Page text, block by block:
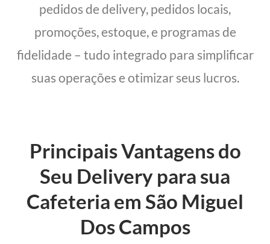
pedidos de delivery, pedidos locais,
promoções, estoque, e programas de
fidelidade – tudo integrado para simplificar
suas operações e otimizar seus lucros.
Principais Vantagens do
Seu Delivery para sua
Cafeteria em São Miguel
Dos Campos